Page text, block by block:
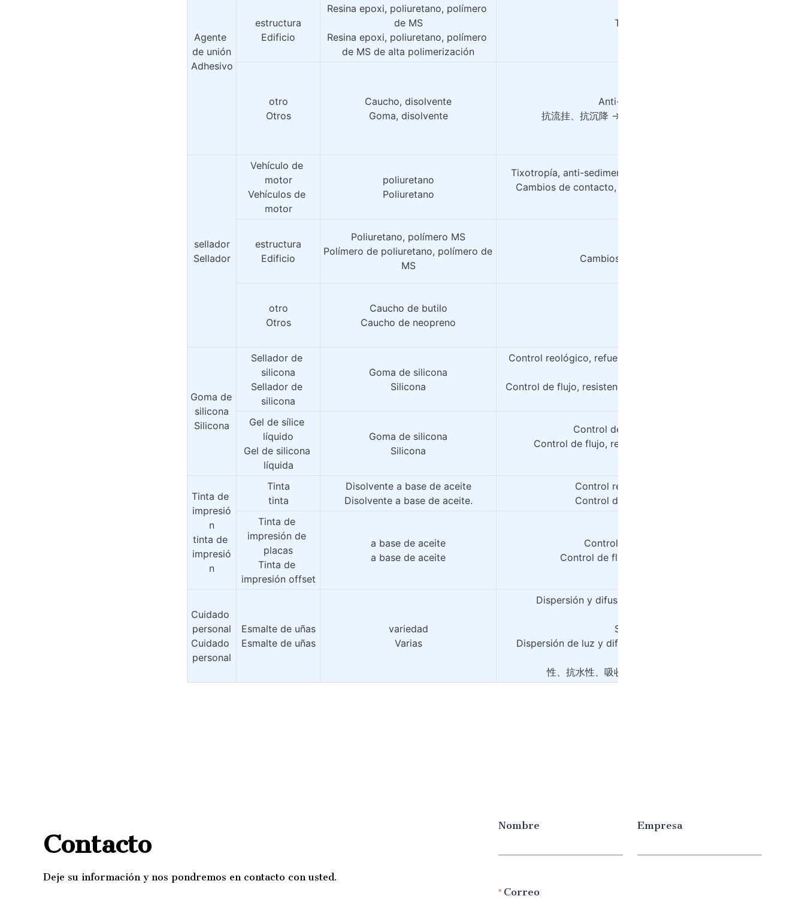
Agente
de unión
Adhesivo
estructura
Edificio
Resina epoxi, poliuretano, polímero
de MS
Resina epoxi, poliuretano, polímero
de MS de alta polimerización
Tixotrópico, anti-corriente colgante
otro
Otros
Caucho, disolvente
Goma, disolvente
Anti-corriente colgante, anti-asentamiento.
抗流挂、抗沉降 -> Resistencia al flujo, resistencia a la
sellador
Sellador
Vehículo de
motor
Vehículos de
motor
poliuretano
Poliuretano
Tixotropía, anti-sedimentación, frecuencia de extrusión, control
Cambios de contacto, resistencia a la deformación, frecuencia
estructura
Edificio
Poliuretano, polímero MS
Polímero de poliuretano, polímero de
MS
Cambios de contacto, resistencia a la
otro
Otros
Caucho de butilo
Caucho de neopreno
Goma de
silicona
Silicona
Sellador de
silicona
Sellador de
silicona
Goma de silicona
Silicona
Control reológico, refuerzo, anti-sedimentación, difusividad,
Control de flujo, resistencia, resistencia al hundimiento, difusión,
Gel de sílice
líquido
Gel de silicona
líquida
Goma de silicona
Silicona
Control de flujo, anti-sag, refuerzo, anti-
Control de flujo, resistencia a la deformación, refuerzo,
Tinta de
impresió
n
tinta de
impresió
n
Tinta
tinta
Disolvente a base de aceite
Disolvente a base de aceite.
Control reológico, anti-precipitación, anti-
Control de flujo, anti-sedimentación, anti-
Tinta de
impresión de
placas
Tinta de
impresión offset
a base de aceite
a base de aceite
Control reológico, hidrofobicidad, anti-
Control de flujo, hidrofobicidad, resistencia a la
Cuidado
personal
Cuidado
personal
Esmalte de uñas
Esmalte de uñas
variedad
Varias
Dispersión y difusión de la luz, reología, viscosidad,
Sexo, resistencia al agua, absorción
Dispersión de luz y difusión, viscosidad, pegajosidad, anti-
性、抗水性、吸收性 -> Propiedades, resistencia al agua,
Contacto
Deje su información y nos pondremos en contacto con usted.
Nombre Empresa
Correo